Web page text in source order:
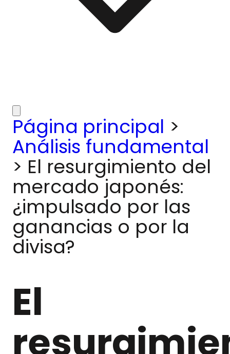
Página principal >
Análisis fundamental
> El resurgimiento del
mercado japonés:
¿impulsado por las
ganancias o por la
divisa?
El